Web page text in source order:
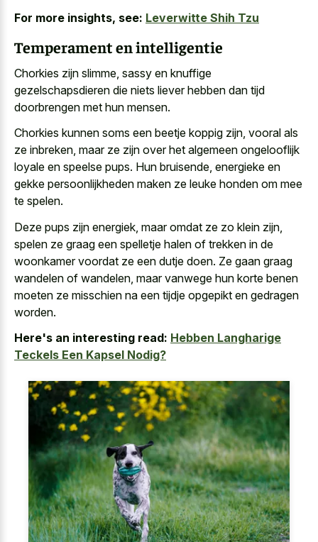
For more insights, see: Leverwitte Shih Tzu
Temperament en intelligentie
Chorkies zijn slimme, sassy en knuffige
gezelschapsdieren die niets liever hebben dan tijd
doorbrengen met hun mensen.
Chorkies kunnen soms een beetje koppig zijn, vooral als
ze inbreken, maar ze zijn over het algemeen ongelooflijk
loyale en speelse pups. Hun bruisende, energieke en
gekke persoonlijkheden maken ze leuke honden om mee
te spelen.
Deze pups zijn energiek, maar omdat ze zo klein zijn,
spelen ze graag een spelletje halen of trekken in de
woonkamer voordat ze een dutje doen. Ze gaan graag
wandelen of wandelen, maar vanwege hun korte benen
moeten ze misschien na een tijdje opgepikt en gedragen
worden.
Here's an interesting read: Hebben Langharige
Teckels Een Kapsel Nodig?